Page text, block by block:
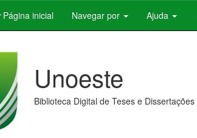
Página inicial Navegar por Ajuda
Unoeste
Biblioteca Digital de Teses e Dissertações